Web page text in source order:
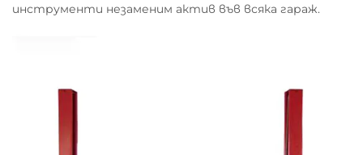
инструменти незаменим актив във всяка гараж.